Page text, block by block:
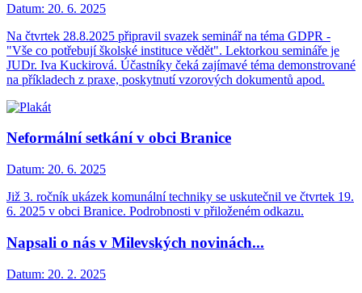
Datum: 20. 6. 2025
Na čtvrtek 28.8.2025 připravil svazek seminář na téma GDPR -
"Vše co potřebují školské instituce vědět". Lektorkou semináře je
JUDr. Iva Kuckirová. Účastníky čeká zajímavé téma demonstrované
na příkladech z praxe, poskytnutí vzorových dokumentů apod.
Neformální setkání v obci Branice
Datum: 20. 6. 2025
Již 3. ročník ukázek komunální techniky se uskutečnil ve čtvrtek 19.
6. 2025 v obci Branice. Podrobnosti v přiloženém odkazu.
Napsali o nás v Milevských novinách...
Datum: 20. 2. 2025